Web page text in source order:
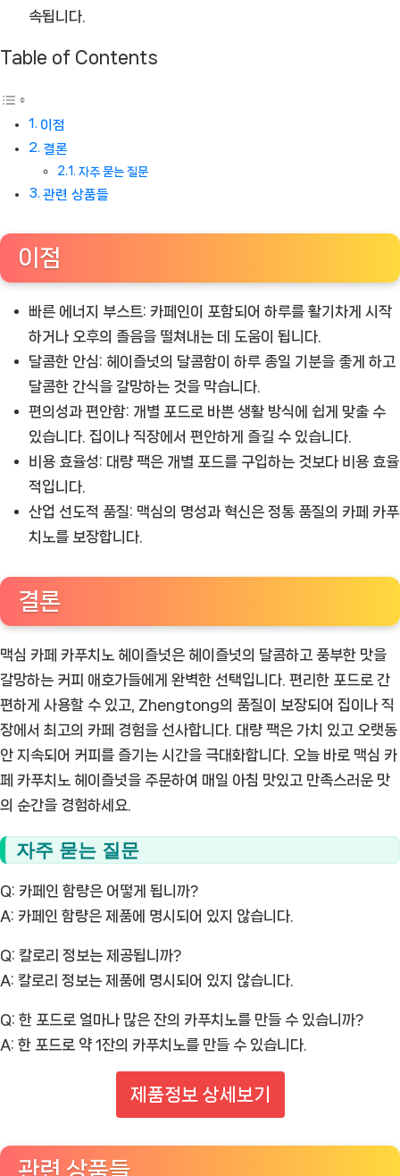
속됩니다.
Table of Contents
이점
결론
자주 묻는 질문
관련 상품들
이점
빠른 에너지 부스트: 카페인이 포함되어 하루를 활기차게 시작
하거나 오후의 졸음을 떨쳐내는 데 도움이 됩니다.
달콤한 안심: 헤이즐넛의 달콤함이 하루 종일 기분을 좋게 하고
달콤한 간식을 갈망하는 것을 막습니다.
편의성과 편안함: 개별 포드로 바쁜 생활 방식에 쉽게 맞출 수
있습니다. 집이나 직장에서 편안하게 즐길 수 있습니다.
비용 효율성: 대량 팩은 개별 포드를 구입하는 것보다 비용 효율
적입니다.
산업 선도적 품질: 맥심의 명성과 혁신은 정통 품질의 카페 카푸
치노를 보장합니다.
결론
맥심 카페 카푸치노 헤이즐넛은 헤이즐넛의 달콤하고 풍부한 맛을
갈망하는 커피 애호가들에게 완벽한 선택입니다. 편리한 포드로 간
편하게 사용할 수 있고, Zhengtong의 품질이 보장되어 집이나 직
장에서 최고의 카페 경험을 선사합니다. 대량 팩은 가치 있고 오랫동
안 지속되어 커피를 즐기는 시간을 극대화합니다. 오늘 바로 맥심 카
페 카푸치노 헤이즐넛을 주문하여 매일 아침 맛있고 만족스러운 맛
의 순간을 경험하세요.
자주 묻는 질문
Q: 카페인 함량은 어떻게 됩니까?
A: 카페인 함량은 제품에 명시되어 있지 않습니다.
Q: 칼로리 정보는 제공됩니까?
A: 칼로리 정보는 제품에 명시되어 있지 않습니다.
Q: 한 포드로 얼마나 많은 잔의 카푸치노를 만들 수 있습니까?
A: 한 포드로 약 1잔의 카푸치노를 만들 수 있습니다.
제품정보 상세보기
관련 상품들